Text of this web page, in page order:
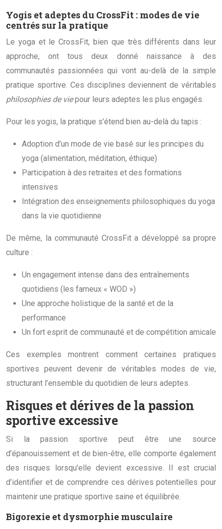
Yogis et adeptes du CrossFit : modes de vie
centrés sur la pratique
Le yoga et le CrossFit, bien que très différents dans leur
approche, ont tous deux donné naissance à des
communautés passionnées qui vont au-delà de la simple
pratique sportive. Ces disciplines deviennent de véritables
philosophies de viepour leurs adeptes les plus engagés.
Pour les yogis, la pratique s’étend bien au-delà du tapis :
Adoption d’un mode de vie basé sur les principes du
yoga (alimentation, méditation, éthique)
Participation à des retraites et des formations
intensives
Intégration des enseignements philosophiques du yoga
dans la vie quotidienne
De même, la communauté CrossFit a développé sa propre
culture :
Un engagement intense dans des entraînements
quotidiens (les fameux « WOD »)
Une approche holistique de la santé et de la
performance
Un fort esprit de communauté et de compétition amicale
Ces exemples montrent comment certaines pratiques
sportives peuvent devenir de véritables modes de vie,
structurant l’ensemble du quotidien de leurs adeptes.
Risques et dérives de la passion
sportive excessive
Si la passion sportive peut être une source
d’épanouissement et de bien-être, elle comporte également
des risques lorsqu’elle devient excessive. Il est crucial
d’identifier et de comprendre ces dérives potentielles pour
maintenir une pratique sportive saine et équilibrée.
Bigorexie et dysmorphie musculaire